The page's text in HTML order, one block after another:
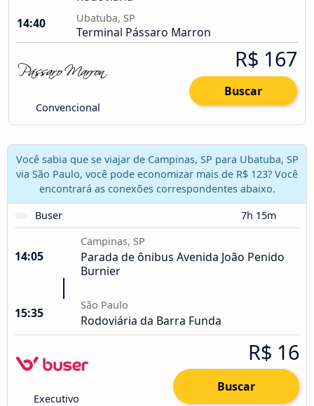
14:40
Ubatuba, SP
Terminal Pássaro Marron
Convencional
R$ 167
Buscar
Você sabia que se viajar de Campinas, SP para Ubatuba, SP
via São Paulo, você pode economizar mais de R$ 123? Você
encontrará as conexões correspondentes abaixo.
Buser
7h 15m
14:05
Campinas, SP
Parada de ônibus Avenida João Penido
Burnier
15:35
São Paulo
Rodoviária da Barra Funda
Executivo
R$ 16
Buscar